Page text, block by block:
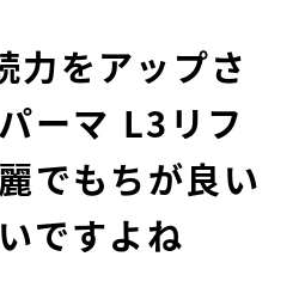
力をアップさ
ーマ L3リフ
でもちが良い
ですよね